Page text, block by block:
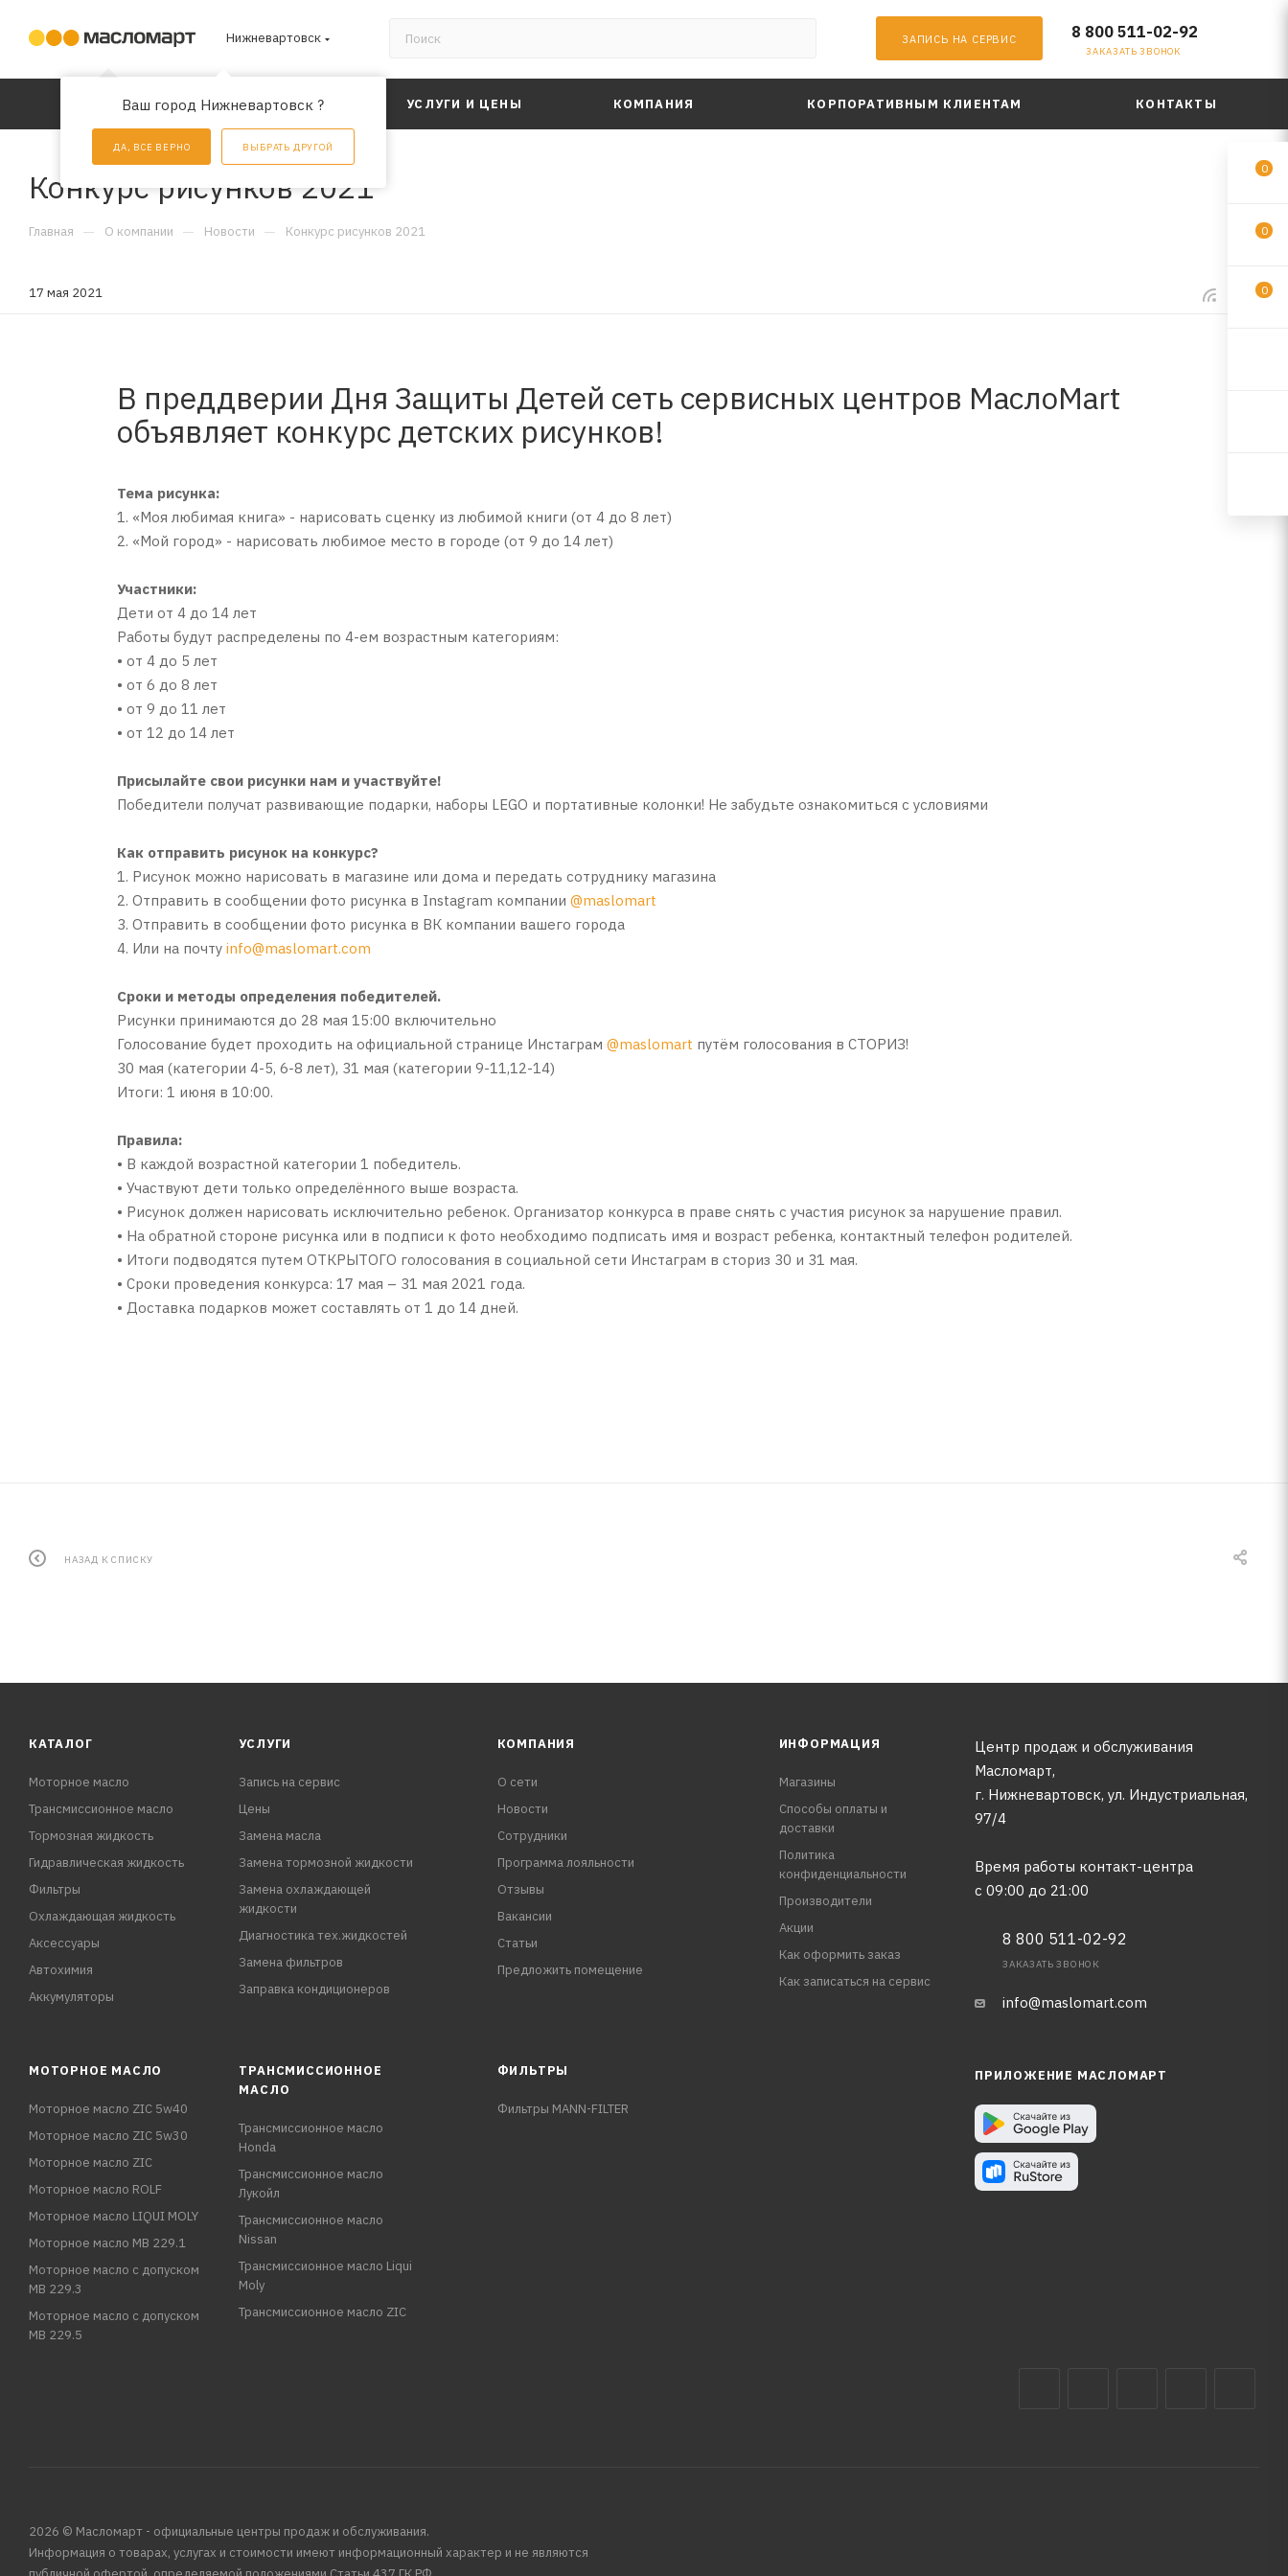
Нижневартовск
Ваш город Нижневартовск ?
ДА, ВСЕ ВЕРНО ВЫБРАТЬ ДРУГОЙ
ЗАПИСЬ НА СЕРВИС 8 800 511-02-92
ЗАКАЗАТЬ ЗВОНОК
КАТАЛОГ АКЦИИ УСЛУГИ И ЦЕНЫ КОМПАНИЯ КОРПОРАТИВНЫМ КЛИЕНТАМ КОНТАКТЫ
Конкурс рисунков 2021
Главная — О компании — Новости — Конкурс рисунков 2021
17 мая 2021
В преддверии Дня Защиты Детей сеть сервисных центров МаслоMart
объявляет конкурс детских рисунков!
Тема рисунка:
1. «Моя любимая книга» - нарисовать сценку из любимой книги (от 4 до 8 лет)
2. «Мой город» - нарисовать любимое место в городе (от 9 до 14 лет)
Участники:
Дети от 4 до 14 лет
Работы будут распределены по 4-ем возрастным категориям:
• от 4 до 5 лет
• от 6 до 8 лет
• от 9 до 11 лет
• от 12 до 14 лет
Присылайте свои рисунки нам и участвуйте!
Победители получат развивающие подарки, наборы LEGO и портативные колонки! Не забудьте ознакомиться с условиями
Как отправить рисунок на конкурс?
1. Рисунок можно нарисовать в магазине или дома и передать сотруднику магазина
2. Отправить в сообщении фото рисунка в Instagram компании @maslomart
3. Отправить в сообщении фото рисунка в ВК компании вашего города
4. Или на почту info@maslomart.com
Сроки и методы определения победителей.
Рисунки принимаются до 28 мая 15:00 включительно
Голосование будет проходить на официальной странице Инстаграм @maslomart путём голосования в СТОРИЗ!
30 мая (категории 4-5, 6-8 лет), 31 мая (категории 9-11,12-14)
Итоги: 1 июня в 10:00.
Правила:
• В каждой возрастной категории 1 победитель.
• Участвуют дети только определённого выше возраста.
• Рисунок должен нарисовать исключительно ребенок. Организатор конкурса в праве снять с участия рисунок за нарушение правил.
• На обратной стороне рисунка или в подписи к фото необходимо подписать имя и возраст ребенка, контактный телефон родителей.
• Итоги подводятся путем ОТКРЫТОГО голосования в социальной сети Инстаграм в сториз 30 и 31 мая.
• Сроки проведения конкурса: 17 мая – 31 мая 2021 года.
• Доставка подарков может составлять от 1 до 14 дней.
НАЗАД К СПИСКУ
КАТАЛОГ
Моторное масло
Трансмиссионное масло
Тормозная жидкость
Гидравлическая жидкость
Фильтры
Охлаждающая жидкость
Аксессуары
Автохимия
Аккумуляторы
УСЛУГИ
Запись на сервис
Цены
Замена масла
Замена тормозной жидкости
Замена охлаждающей
жидкости
Диагностика тех.жидкостей
Замена фильтров
Заправка кондиционеров
КОМПАНИЯ
О сети
Новости
Сотрудники
Программа лояльности
Отзывы
Вакансии
Статьи
Предложить помещение
ИНФОРМАЦИЯ
Магазины
Способы оплаты и
доставки
Политика
конфиденциальности
Производители
Акции
Как оформить заказ
Как записаться на сервис
Центр продаж и обслуживания
Масломарт,
г. Нижневартовск, ул. Индустриальная,
97/4
Время работы контакт-центра
с 09:00 до 21:00
8 800 511-02-92
ЗАКАЗАТЬ ЗВОНОК
info@maslomart.com
МОТОРНОЕ МАСЛО
Моторное масло ZIC 5w40
Моторное масло ZIC 5w30
Моторное масло ZIC
Моторное масло ROLF
Моторное масло LIQUI MOLY
Моторное масло MB 229.1
Моторное масло с допуском
MB 229.3
Моторное масло с допуском
MB 229.5
ТРАНСМИССИОННОЕ
МАСЛО
Трансмиссионное масло
Honda
Трансмиссионное масло
Лукойл
Трансмиссионное масло
Nissan
Трансмиссионное масло Liqui
Moly
Трансмиссионное масло ZIC
ФИЛЬТРЫ
Фильтры MANN-FILTER
ПРИЛОЖЕНИЕ МАСЛОМАРТ
2026 © Масломарт - официальные центры продаж и обслуживания.
Информация о товарах, услугах и стоимости имеют информационный характер и не являются
0
0
0